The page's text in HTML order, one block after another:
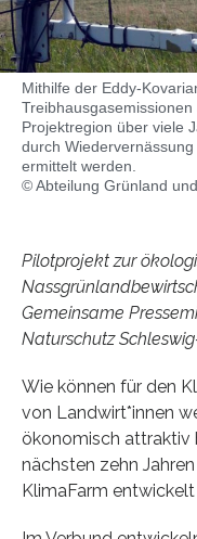
Mithilfe der Eddy-
Projektregion über viele
durch
ermittelt werden.
© Abteilung Grünland
Pilotprojekt zur
Gemeinsame
Naturschutz
Wie können für den
von Landwirt*innen
ökonomisch attraktiv
nächsten zehn
KlimaFarm